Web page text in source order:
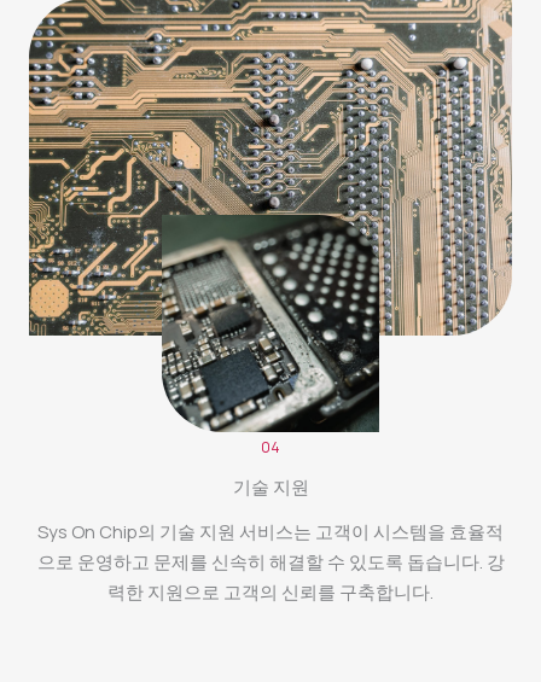
04
기술 지원
Sys On Chip의 기술 지원 서비스는 고객이 시스템을 효율적
으로 운영하고 문제를 신속히 해결할 수 있도록 돕습니다. 강
력한 지원으로 고객의 신뢰를 구축합니다.